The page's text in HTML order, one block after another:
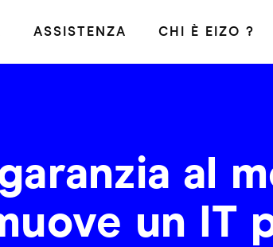
ASSISTENZA CHI È EIZO ?
al
un IT